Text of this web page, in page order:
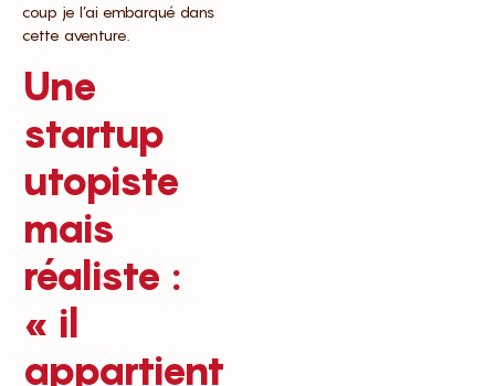
coup je l’ai embarqué dans
cette aventure.
Une
startup
utopiste
mais
réaliste :
« il
appartient